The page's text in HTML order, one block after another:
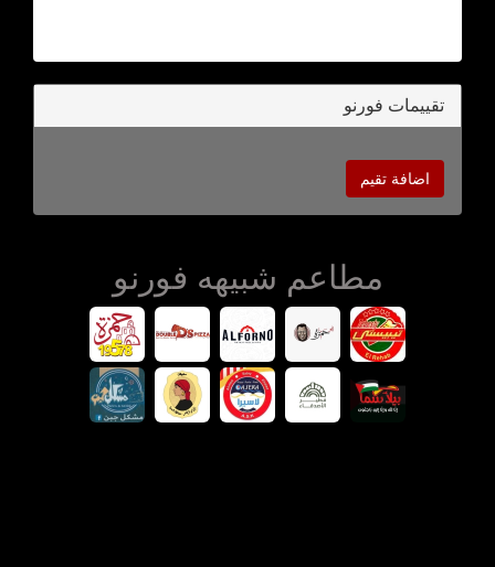
تقييمات فورنو
اضافة تقيم
مطاعم شبيهه فورنو